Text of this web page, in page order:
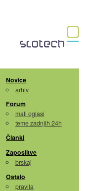
Novice
arhiv
Forum
mali oglasi
teme zadnjih 24h
Članki
Zaposlitve
brskaj
Ostalo
pravila